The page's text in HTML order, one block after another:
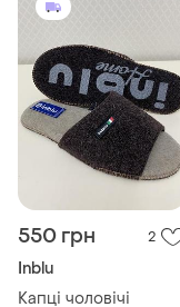
550 грн 2
Inblu
Капці чоловічі